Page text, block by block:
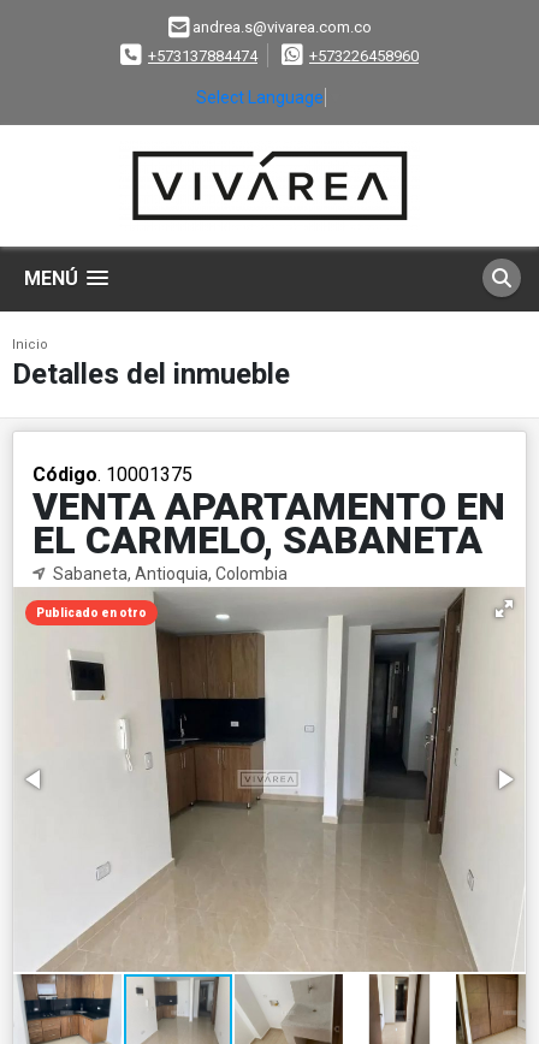
andrea.s@vivarea.com.co
+573137884474
+573226458960
Select Language
MENÚ
Inicio
Detalles del inmueble
Código. 10001375
VENTA APARTAMENTO EN
EL CARMELO, SABANETA
Sabaneta, Antioquia, Colombia
Publicado en otro